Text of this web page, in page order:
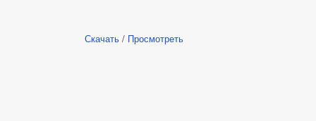
Скачать/ Просмотреть